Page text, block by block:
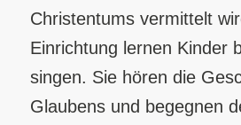
Christentums vermittelt
Einrichtung lernen Kinder
singen. Sie hören die
Glaubens und begegnen